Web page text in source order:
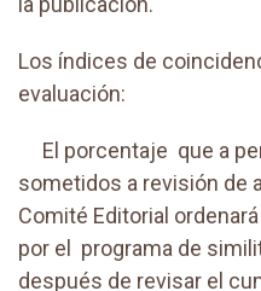
Los índices de
evaluación:
El porcentaje que a
sometidos a revisión de
Comité Editorial
por el programa de
después de revisar el